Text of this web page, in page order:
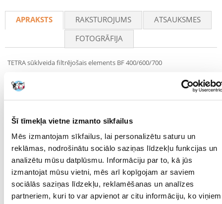
Šī tīmekļa vietne izmanto sīkfailus
Mēs izmantojam sīkfailus, lai personalizētu saturu un
reklāmas, nodrošinātu sociālo saziņas līdzekļu funkcijas un
analizētu mūsu datplūsmu. Informāciju par to, kā jūs
izmantojat mūsu vietni, mēs arī kopīgojam ar saviem
sociālās saziņas līdzekļu, reklamēšanas un analīzes
partneriem, kuri to var apvienot ar citu informāciju, ko viņiem
APRAKSTS RAKSTUROJUMS
ATSAUKSMES
FOTOGRĀFIJA
TETRA sūklveida filtrējošais elements BF 400/600/700
TETRA sūklveida filtrējošais elements BF 400/600/700 – efektīva
attīrīšana jūsu filtrā
filtrējošajām sūkām. Šis bioloģiskais filtrs ir piemērots Tetratec EX 400,
600, 700, 800 un PLUS versijas (EX 700/800 PLUS) filtriem. Sūklīši
efektīvi aiztur mehāniskos piemaisījumus, darbojoties kā pirmā
filtrācijas līnija un nodrošinot ideālus apstākļus labvēlīgu baktēriju
attīstībai.
Mehāniskai un bioloģiskai filtrācijai
Darbojas kā sākotnējā filtrācija
Piemērots vairākiem filtra modeļiem
Iepakojumā: 2 gab.